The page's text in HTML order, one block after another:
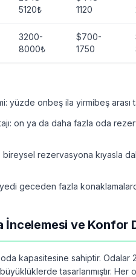
5120₺
1120
3200-
8000₺
$700-
1750
yüzde onbeş ila yirmibeş arası
on ya da daha fazla oda
rezervasyona kıyasla
geceden fazla
İncelemesi ve Konfor
kapasitesine sahiptir. Odalar
tasarlanmıştır. Her